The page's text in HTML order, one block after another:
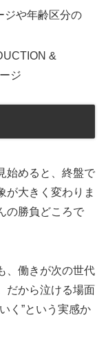
ジや年齢区分の
&
ジ
始めると、終盤で
が大きく変わりま
の勝負どころで
、働きが次の世代
だから泣ける場面
く”という実感か